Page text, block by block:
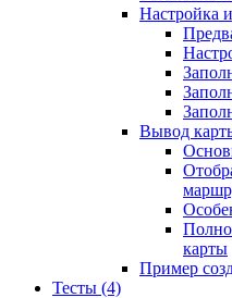
Настройка
Вывод
карты
Пример
Тесты (4)